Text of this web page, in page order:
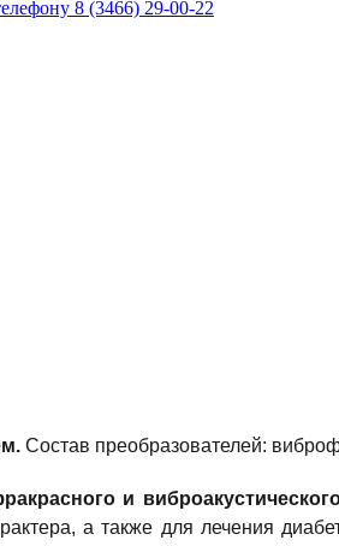
8 (3466) 29-00-22
Состав преобразователей:
и
а также для лечения